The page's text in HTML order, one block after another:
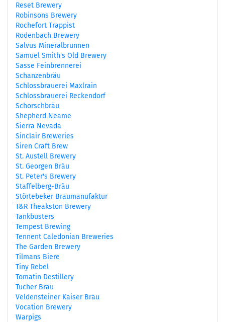
Reset Brewery
Robinsons Brewery
Rochefort Trappist
Rodenbach Brewery
Salvus Mineralbrunnen
Samuel Smith's Old Brewery
Sasse Feinbrennerei
Schanzenbräu
Schlossbrauerei Maxlrain
Schlossbrauerei Reckendorf
Schorschbräu
Shepherd Neame
Sierra Nevada
Sinclair Breweries
Siren Craft Brew
St. Austell Brewery
St. Georgen Bräu
St. Peter's Brewery
Staffelberg-Bräu
Störtebeker Braumanufaktur
T&R Theakston Brewery
Tankbusters
Tempest Brewing
Tennent Caledonian Breweries
The Garden Brewery
Tilmans Biere
Tiny Rebel
Tomatin Destillery
Tucher Bräu
Veldensteiner Kaiser Bräu
Vocation Brewery
Warpigs